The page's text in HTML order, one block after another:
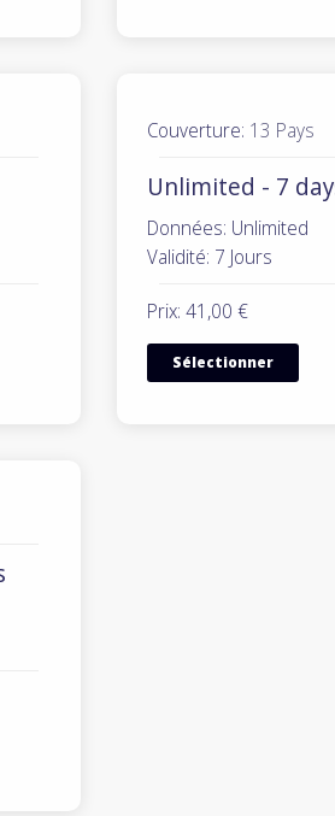
Couverture: 13 Pays
Unlimited - 7
Données: Unlimited
Validité: 7 Jours
Prix: 41,00 €
Sélectionner